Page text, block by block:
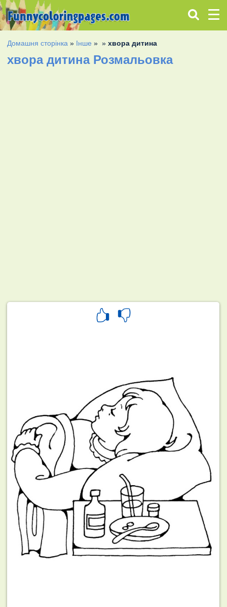
Домашня сторінка » Інше » »хвора дитина
хвора дитина Розмальовка